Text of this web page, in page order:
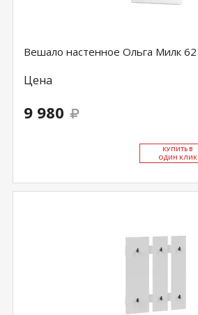
Вешало настенное Ольга Милк 62
Цена
9 980
КУ­ПИТЬ В
ОДИН КЛИК